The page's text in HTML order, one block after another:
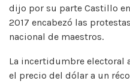
dijo por su parte Castillo
2017 encabezó las
nacional de maestros.
La incertidumbre electoral
el precio del dólar a un